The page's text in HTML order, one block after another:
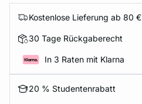
Kostenlose Lieferung ab 80 €
30 Tage Rückgaberecht
In 3 Raten mit Klarna
20 % Studentenrabatt